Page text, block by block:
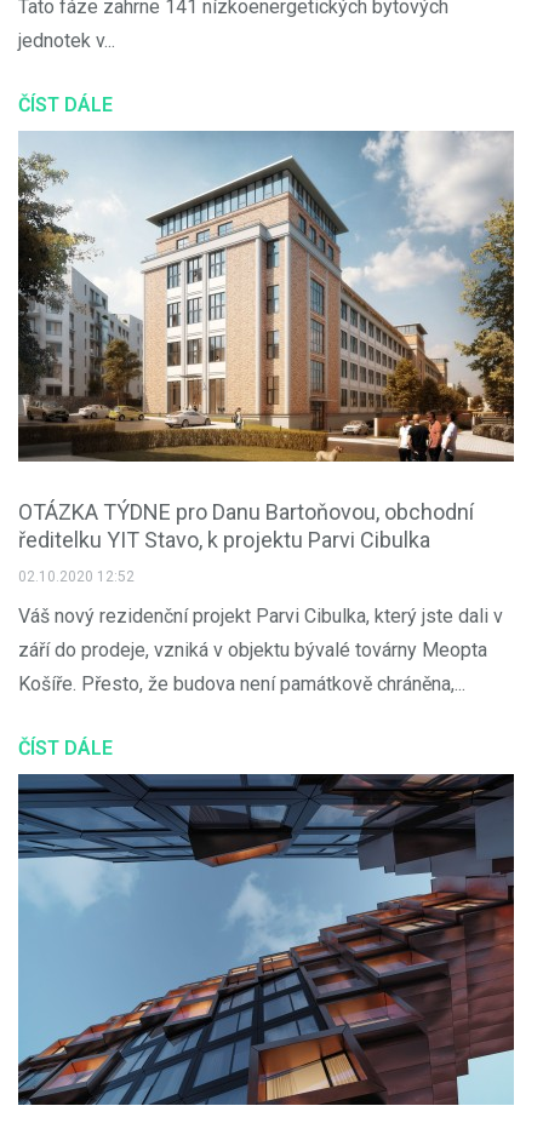
Tato fáze zahrne 141 nízkoenergetických bytových
jednotek v...
ČÍST DÁLE
OTÁZKA TÝDNE pro Danu Bartoňovou, obchodní
ředitelku YIT Stavo, k projektu Parvi Cibulka
02.10.2020 12:52
Váš nový rezidenční projekt Parvi Cibulka, který jste dali v
září do prodeje, vzniká v objektu bývalé továrny Meopta
Košíře. Přesto, že budova není památkově chráněna,...
ČÍST DÁLE